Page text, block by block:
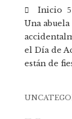
Inicio
Una
el Día de
están de